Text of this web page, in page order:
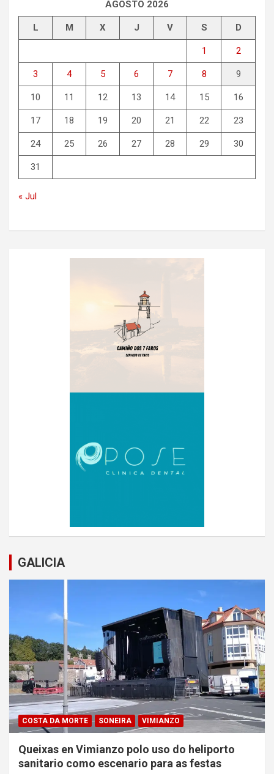
AGOSTO 2026
L M X J V S D
1 2
3 4 5 6 7 8 9
10 11 12 13 14 15 16
17 18 19 20 21 22 23
24 25 26 27 28 29 30
31
« Jul
GALICIA
COSTA DA MORTE SONEIRA VIMIANZO
Queixas en Vimianzo polo uso do heliporto
sanitario como escenario para as festas